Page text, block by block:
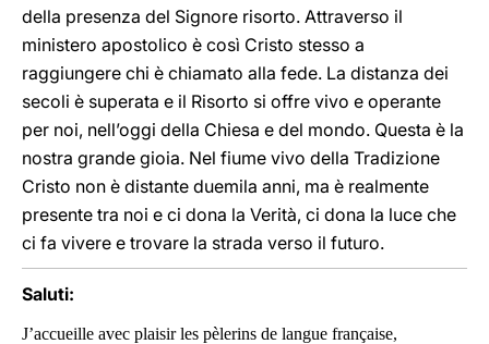
della presenza del Signore risorto. Attraverso il
ministero apostolico è così Cristo stesso a
raggiungere chi è chiamato alla fede. La distanza dei
secoli è superata e il Risorto si offre vivo e operante
per noi, nell’oggi della Chiesa e del mondo. Questa è la
nostra grande gioia. Nel fiume vivo della Tradizione
Cristo non è distante duemila anni, ma è realmente
presente tra noi e ci dona la Verità, ci dona la luce che
ci fa vivere e trovare la strada verso il futuro.
Saluti:
J’accueille avec plaisir les pèlerins de langue française,